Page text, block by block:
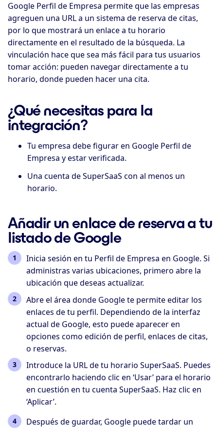
Google Perfil de Empresa permite que las empresas
agreguen una URL a un sistema de reserva de citas,
por lo que mostrará un enlace a tu horario
directamente en el resultado de la búsqueda. La
vinculación hace que sea más fácil para tus usuarios
tomar acción: pueden navegar directamente a tu
horario, donde pueden hacer una cita.
¿Qué necesitas para la
integración?
Tu empresa debe figurar en Google Perfil de
Empresa y estar verificada.
Una cuenta de SuperSaaS con al menos un
horario.
Añadir un enlace de reserva a tu
listado de Google
Inicia sesión en tu Perfil de Empresa en Google. Si
administras varias ubicaciones, primero abre la
ubicación que deseas actualizar.
Abre el área donde Google te permite editar los
enlaces de tu perfil. Dependiendo de la interfaz
actual de Google, esto puede aparecer en
opciones como edición de perfil, enlaces de citas,
o reservas.
Introduce la URL de tu horario SuperSaaS. Puedes
encontrarlo haciendo clic en ‘Usar’ para el horario
en cuestión en tu cuenta SuperSaaS. Haz clic en
‘Aplicar’.
Después de guardar, Google puede tardar un